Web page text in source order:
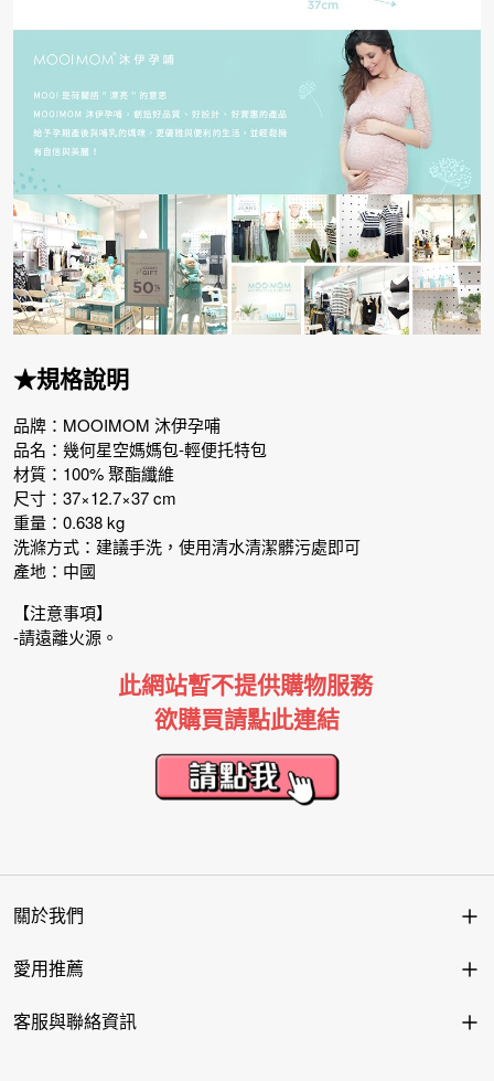
★規格說明
品牌：MOOIMOM 沐伊孕哺
品名：幾何星空媽媽包-輕便托特包
材質：100% 聚酯纖維
尺寸：37×12.7×37 cm
重量：0.638 kg
洗滌方式：建議手洗，使用清水清潔髒污處即可
產地：中國
【注意事項】
-請遠離火源。
此網站暫不提供購物服務
欲購買請點此連結
關於我們
愛用推薦
客服與聯絡資訊